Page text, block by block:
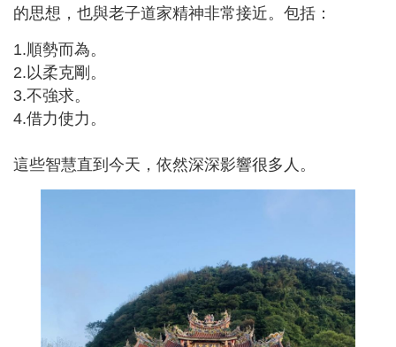
的思想，也與老子道家精神非常接近。包括：
1.順勢而為。
2.以柔克剛。
3.不強求。
4.借力使力。
這些智慧直到今天，依然深深影響很多人。